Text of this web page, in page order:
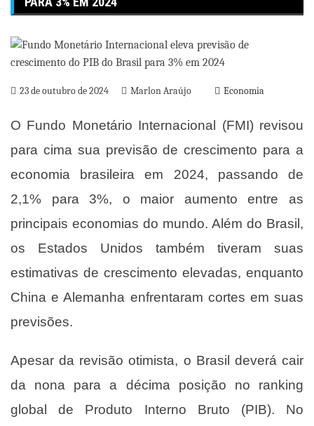
23 de outubro de 2024 Marlon Araújo Economia
O Fundo Monetário Internacional (FMI) revisou
para cima sua previsão de crescimento para a
economia brasileira em 2024, passando de
2,1% para 3%, o maior aumento entre as
principais economias do mundo. Além do Brasil,
os Estados Unidos também tiveram suas
estimativas de crescimento elevadas, enquanto
China e Alemanha enfrentaram cortes em suas
previsões.
Apesar da revisão otimista, o Brasil deverá cair
da nona para a décima posição no ranking
global de Produto Interno Bruto (PIB). No